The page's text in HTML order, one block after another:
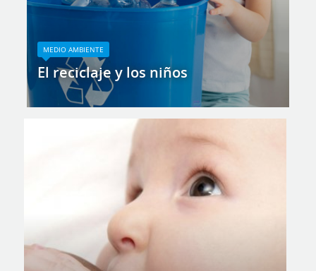
MEDIO AMBIENTE
El reciclaje y los niños